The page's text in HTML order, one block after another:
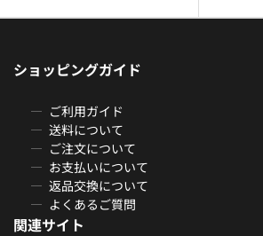
ショッピングガイド
ご利用ガイド
送料について
ご注文について
お支払いについて
返品交換について
よくあるご質問
関連サイト